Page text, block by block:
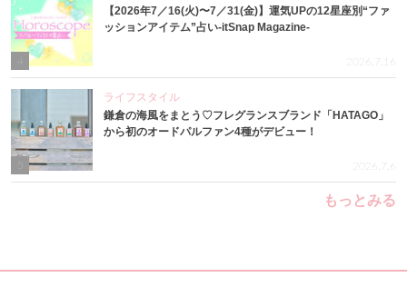
4
【2026年7／16(火)〜7／31(金)】運気UPの12星座別“ファ
ッションアイテム”占い-itSnap Magazine-
2026.7.16
ライフスタイル
鎌倉の海風をまとう♡フレグランスブランド「HATAGO」
から初のオードパルファン4種がデビュー！
2026.7.6
もっとみる